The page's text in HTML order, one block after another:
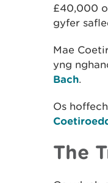
£40,000
gyfer
Mae
yng
Bach.
Os
The